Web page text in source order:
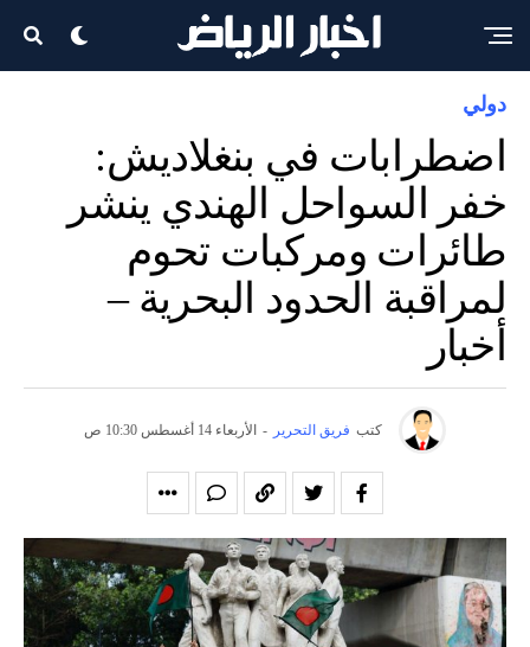
دولي
اضطرابات في بنغلاديش:
خفر السواحل الهندي ينشر
طائرات ومركبات تحوم
لمراقبة الحدود البحرية –
أخبار
كتب فريق التحرير - الأربعاء 14 أغسطس 10:30 ص